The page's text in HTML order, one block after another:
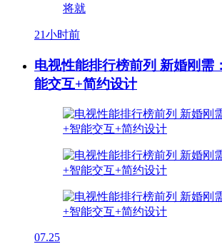
21小时前
电视性能排行榜前列 新婚刚需
能交互+简约设计
07.25